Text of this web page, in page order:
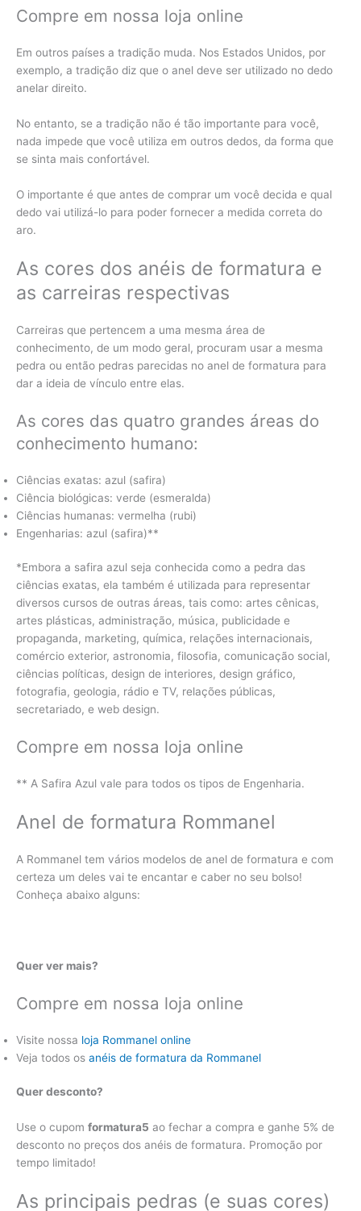
Compre em nossa loja online
Em outros países a tradição muda. Nos Estados Unidos, por
exemplo, a tradição diz que o anel deve ser utilizado no dedo
anelar direito.
No entanto, se a tradição não é tão importante para você,
nada impede que você utiliza em outros dedos, da forma que
se sinta mais confortável.
O importante é que antes de comprar um você decida e qual
dedo vai utilizá-lo para poder fornecer a medida correta do
aro.
As cores dos anéis de formatura e
as carreiras respectivas
Carreiras que pertencem a uma mesma área de
conhecimento, de um modo geral, procuram usar a mesma
pedra ou então pedras parecidas no anel de formatura para
dar a ideia de vínculo entre elas.
As cores das quatro grandes áreas do
conhecimento humano:
Ciências exatas: azul (safira)
Ciência biológicas: verde (esmeralda)
Ciências humanas: vermelha (rubi)
Engenharias: azul (safira)**
*Embora a safira azul seja conhecida como a pedra das
ciências exatas, ela também é utilizada para representar
diversos cursos de outras áreas, tais como: artes cênicas,
artes plásticas, administração, música, publicidade e
propaganda, marketing, química, relações internacionais,
comércio exterior, astronomia, filosofia, comunicação social,
ciências políticas, design de interiores, design gráfico,
fotografia, geologia, rádio e TV, relações públicas,
secretariado, e web design.
Compre em nossa loja online
** A Safira Azul vale para todos os tipos de Engenharia.
Anel de formatura Rommanel
A Rommanel tem vários modelos de anel de formatura e com
certeza um deles vai te encantar e caber no seu bolso!
Conheça abaixo alguns:
Quer ver mais?
Compre em nossa loja online
Visite nossa loja Rommanel online
Veja todos os anéis de formatura da Rommanel
Quer desconto?
Use o cupom formatura5 ao fechar a compra e ganhe 5% de
desconto no preços dos anéis de formatura. Promoção por
tempo limitado!
As principais pedras (e suas cores)